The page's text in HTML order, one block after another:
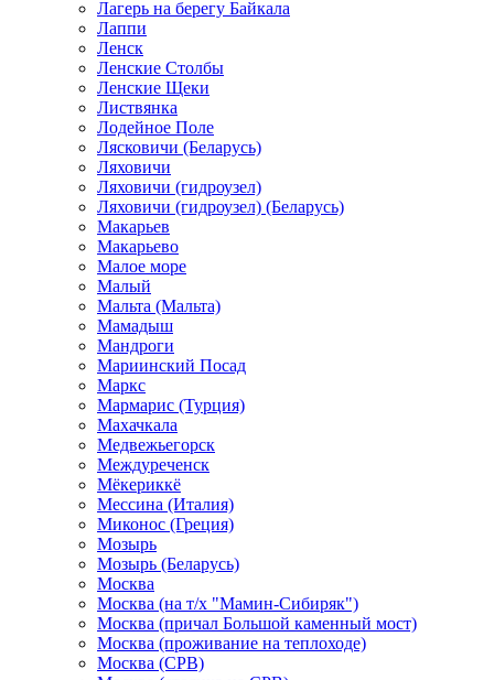
Лагерь на берегу Байкала
Лаппи
Ленск
Ленские Столбы
Ленские Щеки
Листвянка
Лодейное Поле
Лясковичи (Беларусь)
Ляховичи
Ляховичи (гидроузел)
Ляховичи (гидроузел) (Беларусь)
Макарьев
Макарьево
Малое море
Малый
Мальта (Мальта)
Мамадыш
Мандроги
Мариинский Посад
Маркс
Мармарис (Турция)
Махачкала
Медвежьегорск
Междуреченск
Мёкериккё
Мессина (Италия)
Миконос (Греция)
Мозырь
Мозырь (Беларусь)
Москва
Москва (на т/х "Мамин-Сибиряк")
Москва (причал Большой каменный мост)
Москва (проживание на теплоходе)
Москва (СРВ)